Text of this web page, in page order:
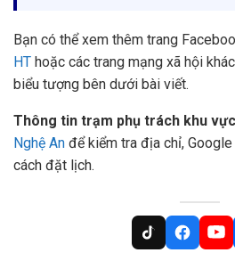
Bạn có thể xem thêm trang
HT hoặc các trang mạng xã hội
biểu tượng bên dưới bài viết.
Thông tin trạm phụ trách khu
Nghệ An để kiểm tra địa chỉ,
cách đặt lịch.